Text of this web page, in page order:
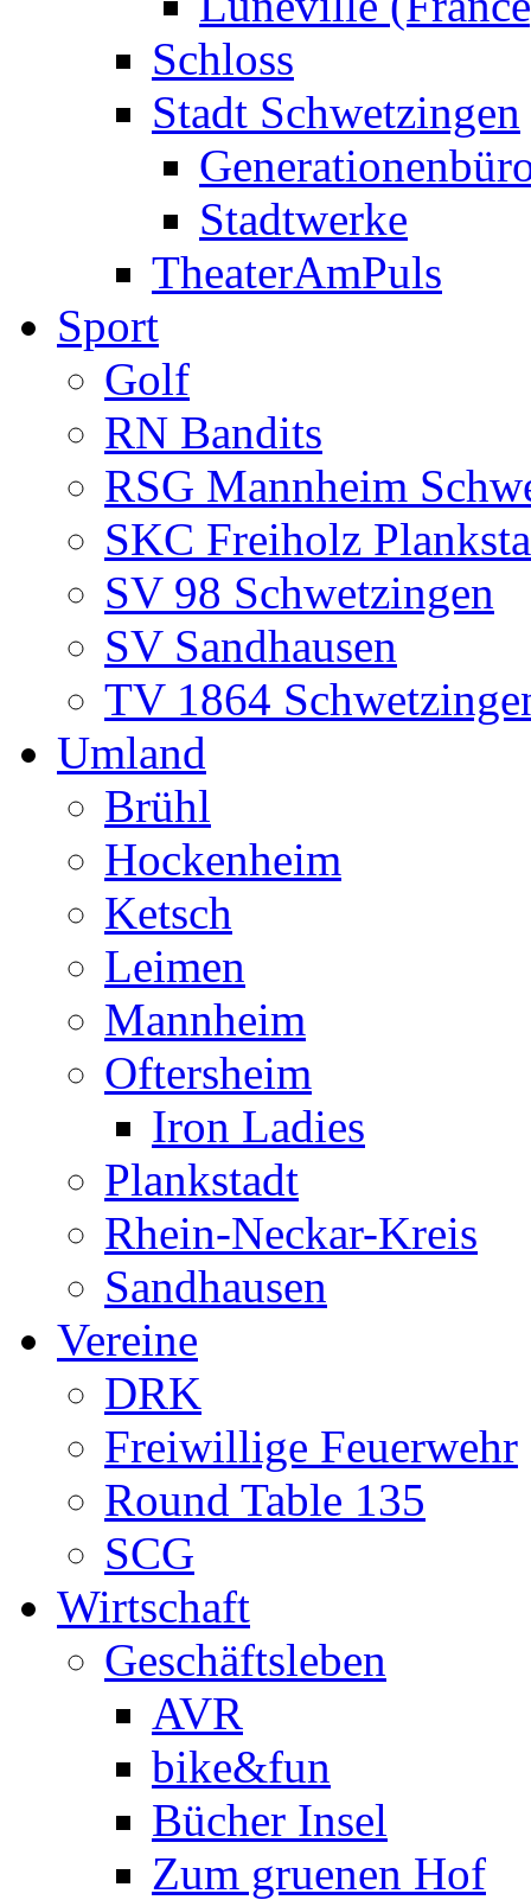
Schloss
Stadt Schwetzingen
Stadtwerke
TheaterAmPuls
Sport
Golf
RN Bandits
RSG Mannheim
SKC Freiholz
SV 98 Schwetzingen
SV Sandhausen
TV 1864
Umland
Brühl
Hockenheim
Ketsch
Leimen
Mannheim
Oftersheim
Iron Ladies
Plankstadt
Rhein-Neckar-Kreis
Sandhausen
Vereine
DRK
Freiwillige Feuerwehr
Round Table 135
SCG
Wirtschaft
Geschäftsleben
AVR
bike&fun
Bücher Insel
Zum gruenen Hof